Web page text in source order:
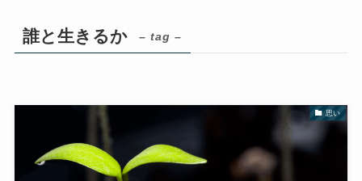
誰と生きるか – tag –
思い